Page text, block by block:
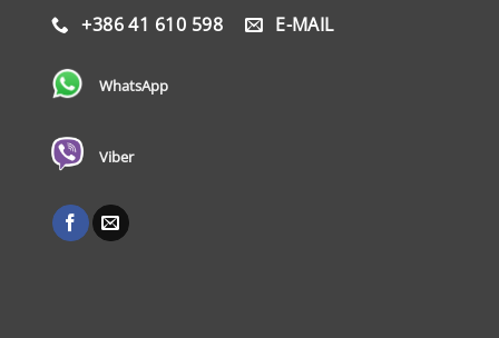
+386 41 610 598 E-MAIL
WhatsApp
Viber